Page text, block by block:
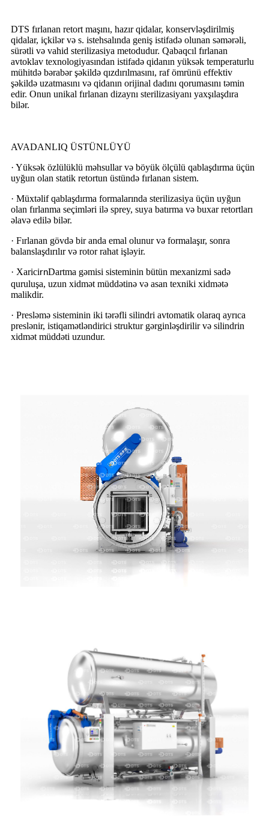
DTS fırlanan retort maşını, hazır qidalar, konservləşdirilmiş
qidalar, içkilər və s. istehsalında geniş istifadə olunan səmərəli,
sürətli və vahid sterilizasiya metodudur. Qabaqcıl fırlanan
avtoklav texnologiyasından istifadə qidanın yüksək temperaturlu
mühitdə bərabər şəkildə qızdırılmasını, raf ömrünü effektiv
şəkildə uzatmasını və qidanın orijinal dadını qorumasını təmin
edir. Onun unikal fırlanan dizaynı sterilizasiyanı yaxşılaşdıra
bilər.
AVADANLIQ ÜSTÜNLÜYÜ
· Yüksək özlülüklü məhsullar və böyük ölçülü qablaşdırma üçün
uyğun olan statik retortun üstündə fırlanan sistem.
· Müxtəlif qablaşdırma formalarında sterilizasiya üçün uyğun
olan fırlanma seçimləri ilə sprey, suya batırma və buxar retortları
əlavə edilə bilər.
· Fırlanan gövdə bir anda emal olunur və formalaşır, sonra
balanslaşdırılır və rotor rahat işləyir.
· XaricirnDartma gəmisi sisteminin bütün mexanizmi sadə
quruluşa, uzun xidmət müddətinə və asan texniki xidmətə
malikdir.
· Presləmə sisteminin iki tərəfli silindri avtomatik olaraq ayrıca
preslənir, istiqamətləndirici struktur gərginləşdirilir və silindrin
xidmət müddəti uzundur.